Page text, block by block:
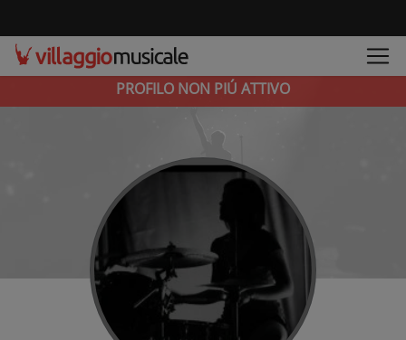
PROFILO NON PIÚ ATTIVO